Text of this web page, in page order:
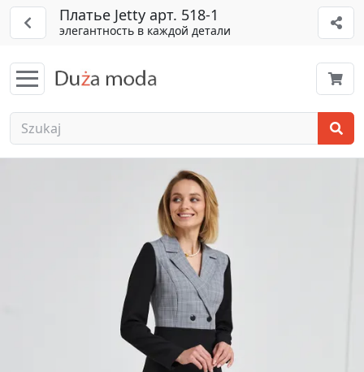
Платье Jetty арт. 518-1
элегантность в каждой детали